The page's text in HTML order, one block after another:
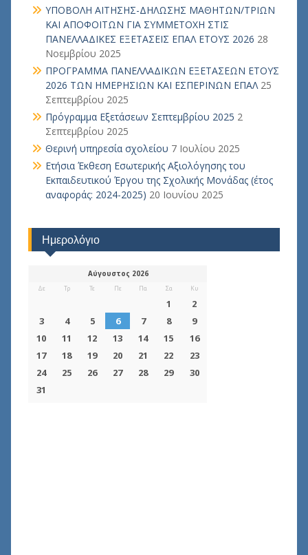
ΥΠΟΒΟΛΗ ΑΙΤΗΣΗΣ-ΔΗΛΩΣΗΣ ΜΑΘΗΤΩΝ/ΤΡΙΩΝ
ΚΑΙ ΑΠΟΦΟΙΤΩΝ ΓΙΑ ΣΥΜΜΕΤΟΧΗ ΣΤΙΣ
ΠΑΝΕΛΛΑΔΙΚΕΣ ΕΞΕΤΑΣΕΙΣ ΕΠΑΛ ΕΤΟΥΣ 2026 28
Νοεμβρίου 2025
ΠΡΟΓΡΑΜΜΑ ΠΑΝΕΛΛΑΔΙΚΩΝ ΕΞΕΤΑΣΕΩΝ ΕΤΟΥΣ
2026 ΤΩΝ ΗΜΕΡΗΣΙΩΝ ΚΑΙ ΕΣΠΕΡΙΝΩΝ ΕΠΑΛ 25
Σεπτεμβρίου 2025
Πρόγραμμα Εξετάσεων Σεπτεμβρίου 2025 2
Σεπτεμβρίου 2025
Θερινή υπηρεσία σχολείου 7 Ιουλίου 2025
Ετήσια Έκθεση Εσωτερικής Αξιολόγησης του
Εκπαιδευτικού Έργου της Σχολικής Μονάδας (έτος
αναφοράς: 2024-2025) 20 Ιουνίου 2025
Ημερολόγιο